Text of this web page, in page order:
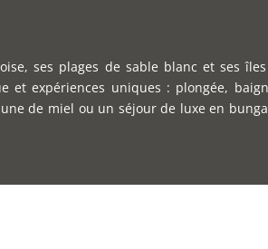
ses plages de sable blanc et ses
et expériences uniques : plongée,
de miel ou un séjour de luxe en